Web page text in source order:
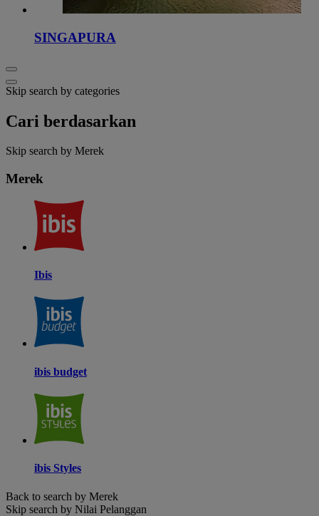
SINGAPURA
Skip search by categories
Cari berdasarkan
Skip search by Merek
Merek
Ibis
ibis budget
ibis Styles
Back to search by Merek
Skip search by Nilai Pelanggan